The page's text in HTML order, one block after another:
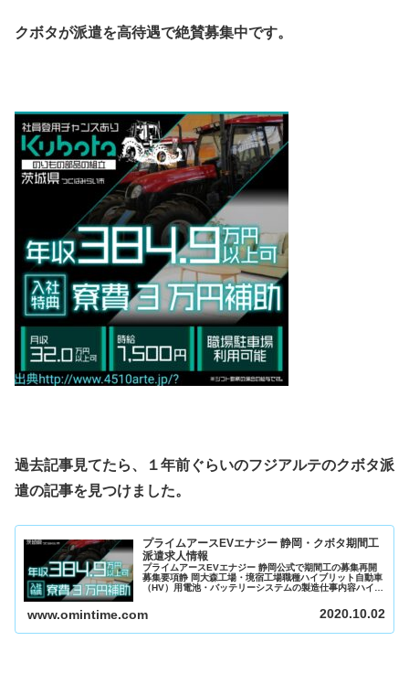
クボタが派遣を高待遇で絶賛募集中です。
過去記事見てたら、１年前ぐらいのフジアルテのクボタ派
遣の記事を見つけました。
プライムアースEVエナジー 静岡・クボタ期間工
派遣求人情報
プライムアースEVエナジー 静岡公式で期間工の募集再開
募集要項静 岡大森工場・境宿工場職種ハイブリット自動車
（HV）用電池・バッテリーシステムの製造仕事内容ハイブ
www.omintime.com 2020.10.02